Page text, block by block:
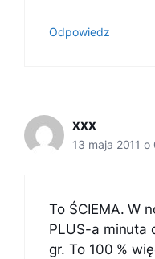
Odpowiedz
xxx
13 maja 2011 o
To ŚCIEMA. W
PLUS-a minuta
gr. To 100 %